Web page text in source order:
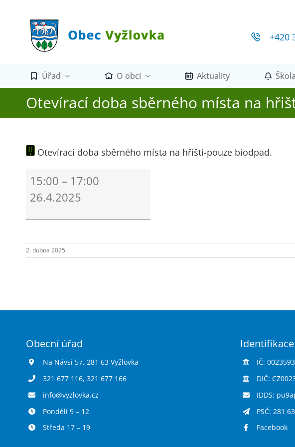
+420
Úřad O obci Aktuality Škola
Otevírací doba sběrného místa na
Otevírací doba sběrného místa na hřišti-pouze biodpad.
doba
sběrného
na
pouze
biodpad.
15:00 – 17:00
26.4.2025
2. dubna 2025
Obecní úřad
Na Návsi 57, 281 63 Vyžlovka
321 677 116, 321 677 166
info@vyzlovka.cz
Pondělí 9 – 12
Středa 17 – 19
IČ:
DIČ:
IDDS:
PSČ: 281
Facebook